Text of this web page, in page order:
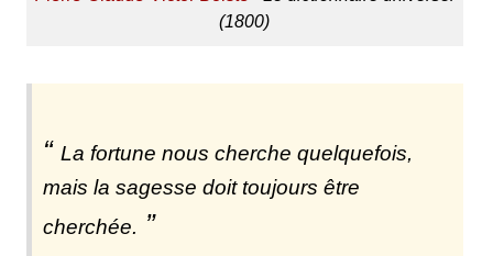
(1800)
La fortune nous cherche quelquefois,
mais la sagesse doit toujours être
cherchée.